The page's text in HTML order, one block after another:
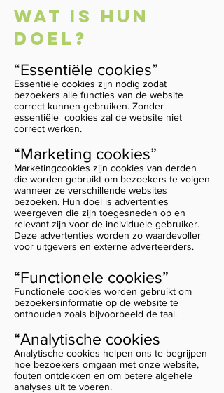
wat is hun
doel?
“Essentiële cookies”
Essentiële cookies zijn nodig zodat
bezoekers alle functies van de website
correct kunnen gebruiken. Zonder
essentiële cookies zal de website niet
correct werken.
“Marketing cookies”
Marketingcookies zijn cookies van derden
die worden gebruikt om bezoekers te volgen
wanneer ze verschillende websites
bezoeken. Hun doel is advertenties
weergeven die zijn toegesneden op en
relevant zijn voor de individuele gebruiker.
Deze advertenties worden zo waardevoller
voor uitgevers en externe adverteerders.
“Functionele cookies”
Functionele cookies worden gebruikt om
bezoekersinformatie op de website te
onthouden zoals bijvoorbeeld de taal.
“Analytische cookies
Analytische cookies helpen ons te begrijpen
hoe bezoekers omgaan met onze website,
fouten ontdekken en om betere algehele
analyses uit te voeren.